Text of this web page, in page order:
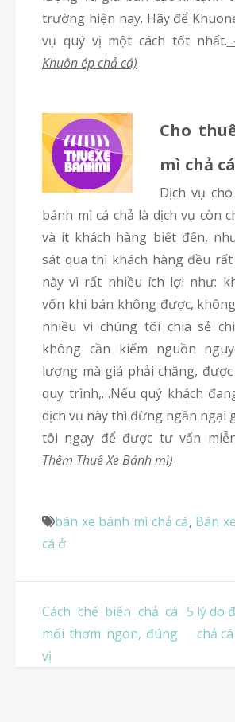
trường hiện nay. Hãy để
vụ quý vị một cách tốt nhất.
Khuôn ép chả cá)
Cho
mì chả cá
Dịch vụ cho thuê xe bán
bánh mì cá chả là dịch vụ còn
và ít khách hàng biết đến,
sát qua thì khách hàng đều
này vì rất nhiều ích lợi như:
vốn khi bán không được,
nhiều vì chúng tôi chia sẻ
không cần kiếm nguồn
lượng mà giá phải chăng,
quy trình,…Nếu quý khách
dịch vụ này thì đừng ngần ngại
tôi ngay để được tư vấn
Thêm Thuê Xe Bánh mì)
bán xe bánh mì chả cá, Bán
cá ở
Điều
hướng
bài
Cách chế biến chả cá
mối thơm ngon, đúng
vị
5 lý do
chả